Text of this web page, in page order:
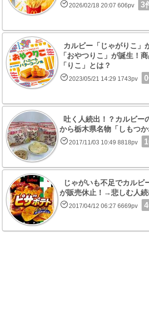
2026/02/18 20:07 606pv 3
カルビー「じゃがりこ」
「おやつりこ」が誕生！
「りこ」とは？
2023/05/21 14:29 1743pv
吐く人続出！？カルビー
から栃木県名物「しもつ
2017/11/03 10:49 8818pv
じゃがいも不足でカルビ
が販売休止！→悲しむ人続
2017/04/12 06:27 6669pv